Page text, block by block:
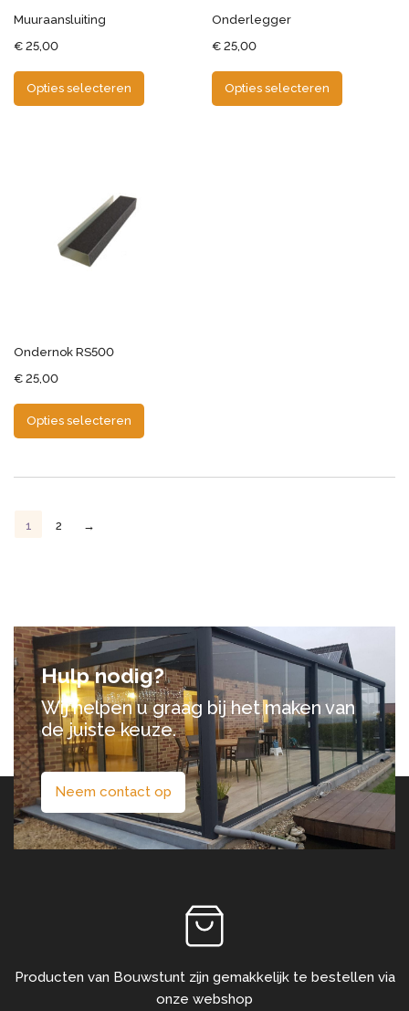
Muuraansluiting
€ 25,00
Opties selecteren
Onderlegger
€ 25,00
Opties selecteren
Ondernok RS500
€ 25,00
Opties selecteren
1 2 →
Hulp nodig?
Wij helpen u graag bij het maken van
de juiste keuze.
Neem contact op
Producten van Bouwstunt zijn gemakkelijk te bestellen via
onze webshop